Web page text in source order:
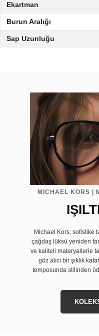
Ekartman
Burun Aralığı
Sap Uzunluğu
MICHAEL KORS |
Michael Kors, sofistike
çağdaş lüksü yeniden
ve kaliteli materyallerle
göz alıcı bir şıklık
temposunda stilinden